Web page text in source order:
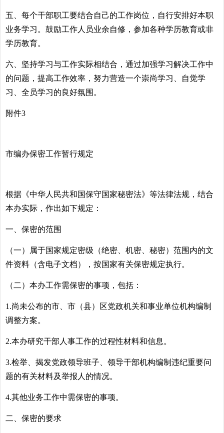
五、每个干部职工要结合自己的工作岗位，自行安排好本职
业务学习。鼓励工作人员业余自修，参加各种学历教育或非
学历教育。
六、坚持学习与工作实际相结合，通过加强学习解决工作中
的问题，提高工作效率，努力营造一个崇尚学习、自觉学
习、全员学习的良好氛围。
附件3
市编办保密工作暂行规定
根据《中华人民共和国保守国家秘密法》等法律法规，结合
本办实际，作出如下规定：
一、保密的范围
（一）属于国家规定密级（绝密、机密、秘密）范围内的文
件资料（含电子文档），按国家有关保密规定执行。
（二）本办工作需保密的事项，包括：
1.尚未公布的市、市（县）区党政机关和事业单位机构编制
调整方案。
2.本办研究干部人事工作的过程性材料和信息。
3.检举、揭发党政领导班子、领导干部机构编制违纪重要问
题的有关材料及举报人的情况。
4.其他业务工作中需保密的事项。
二、保密的要求